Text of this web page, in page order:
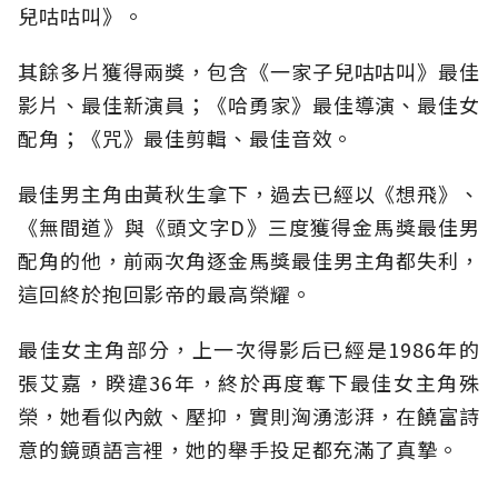
兒咕咕叫》。
其餘多片獲得兩獎，包含《一家子兒咕咕叫》最佳
影片、最佳新演員；《哈勇家》最佳導演、最佳女
配角；《咒》最佳剪輯、最佳音效。
最佳男主角由黃秋生拿下，過去已經以《想飛》、
《無間道》與《頭文字D》三度獲得金馬獎最佳男
配角的他，前兩次角逐金馬獎最佳男主角都失利，
這回終於抱回影帝的最高榮耀。
最佳女主角部分，上一次得影后已經是1986年的
張艾嘉，睽違36年，終於再度奪下最佳女主角殊
榮，她看似內斂、壓抑，實則洶湧澎湃，在饒富詩
意的鏡頭語言裡，她的舉手投足都充滿了真摯。